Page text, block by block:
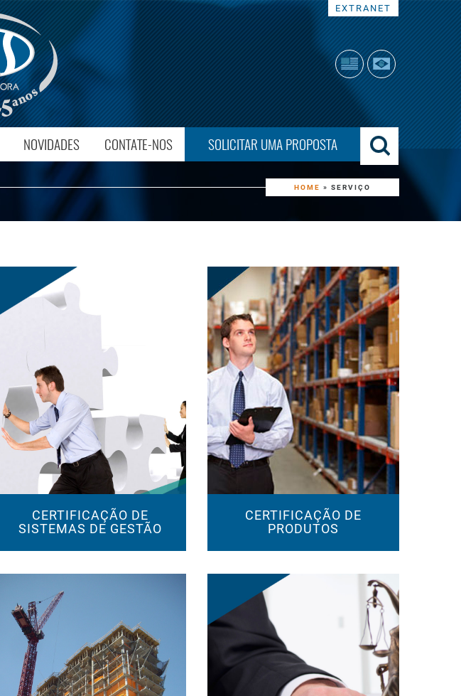
EXTRANET
NOVIDADES CONTATE-NOS SOLICITAR UMA PROPOSTA
HOME » SERVIÇO
CERTIFICAÇÃO DE
SISTEMAS DE GESTÃO
CERTIFICAÇÃO DE
PRODUTOS